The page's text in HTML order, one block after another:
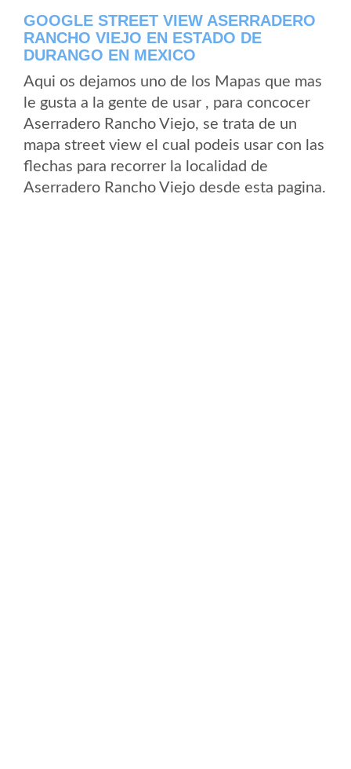
GOOGLE STREET VIEW ASERRADERO
RANCHO VIEJO EN ESTADO DE
DURANGO EN MEXICO
Aqui os dejamos uno de los Mapas que mas
le gusta a la gente de usar , para concocer
Aserradero Rancho Viejo, se trata de un
mapa street view el cual podeis usar con las
flechas para recorrer la localidad de
Aserradero Rancho Viejo desde esta pagina.